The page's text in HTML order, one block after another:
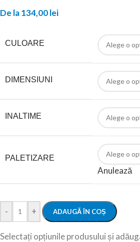
De la134,00lei
CULOARE
DIMENSIUNI
INALTIME
PALETIZARE
Anulează
- + ADAUGĂ ÎN COȘ
Selectați opțiunile produsului și